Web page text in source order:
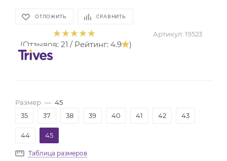
ОТЛОЖИТЬ СРАВНИТЬ
(Отзывов: 21 / Рейтинг: 4.9 )
Артикул: 19523
Размер — 45
35
37 38 39 40 41 42 43
44 45
Таблица размеров